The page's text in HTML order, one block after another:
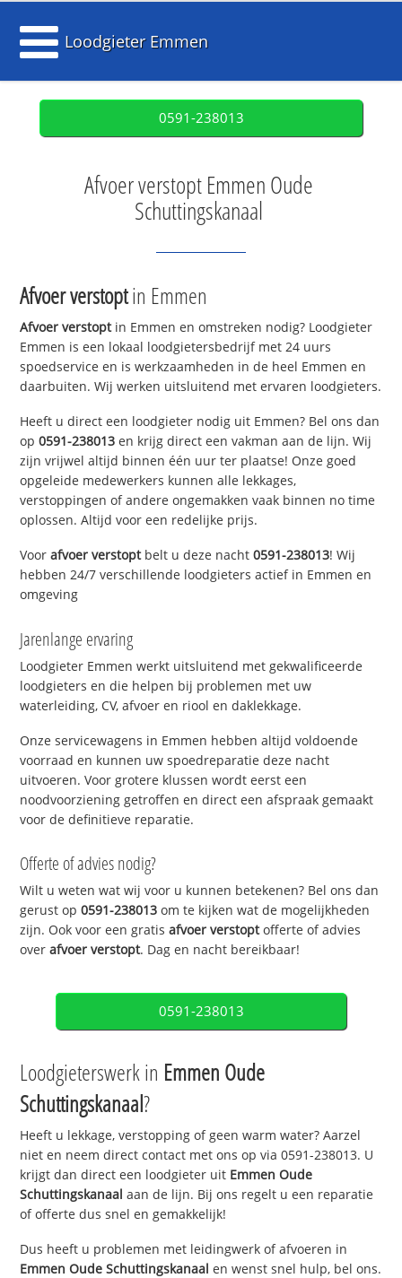
Loodgieter Emmen
0591-238013
Afvoer verstopt Emmen Oude
Schuttingskanaal
Afvoer verstoptin Emmen
Afvoer verstoptin Emmen en omstreken nodig? Loodgieter
Emmen is een lokaal loodgietersbedrijf met 24 uurs
spoedservice en is werkzaamheden in de heel Emmen en
daarbuiten. Wij werken uitsluitend met ervaren loodgieters.
Heeft u direct een loodgieter nodig uit Emmen? Bel ons dan
op0591-238013 en krijg direct een vakman aan de lijn. Wij
zijn vrijwel altijd binnen één uur ter plaatse! Onze goed
opgeleide medewerkers kunnen alle lekkages,
verstoppingen of andere ongemakken vaak binnen no time
oplossen. Altijd voor een redelijke prijs.
Voorafvoer verstoptbelt u deze nacht0591-238013! Wij
hebben 24/7 verschillende loodgieters actief in Emmen en
omgeving
Jarenlange ervaring
Loodgieter Emmen werkt uitsluitend met gekwalificeerde
loodgieters en die helpen bij problemen met uw
waterleiding, CV, afvoer en riool en daklekkage.
Onze servicewagens in Emmen hebben altijd voldoende
voorraad en kunnen uw spoedreparatie deze nacht
uitvoeren. Voor grotere klussen wordt eerst een
noodvoorziening getroffen en direct een afspraak gemaakt
voor de definitieve reparatie.
Offerte of advies nodig?
Wilt u weten wat wij voor u kunnen betekenen? Bel ons dan
gerust op0591-238013 om te kijken wat de mogelijkheden
zijn. Ook voor een gratisafvoer verstoptofferte of advies
overafvoer verstopt. Dag en nacht bereikbaar!
0591-238013
Loodgieterswerk in Emmen Oude
Schuttingskanaal?
Heeft u lekkage, verstopping of geen warm water? Aarzel
niet en neem direct contact met ons op via 0591-238013. U
krijgt dan direct een loodgieter uit Emmen Oude
Schuttingskanaal aan de lijn. Bij ons regelt u een reparatie
of offerte dus snel en gemakkelijk!
Dus heeft u problemen met leidingwerk of afvoeren in
Emmen Oude Schuttingskanaal en wenst snel hulp, bel ons.